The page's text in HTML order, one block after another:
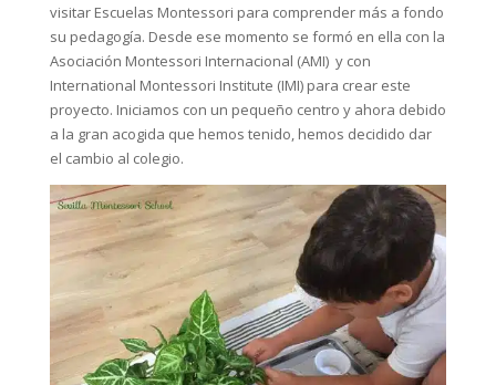
visitar Escuelas Montessori para comprender más a fondo
su pedagogía. Desde ese momento se formó en ella con la
Asociación Montessori Internacional (AMI) y con
International Montessori Institute (IMI) para crear este
proyecto. Iniciamos con un pequeño centro y ahora debido
a la gran acogida que hemos tenido, hemos decidido dar
el cambio al colegio.